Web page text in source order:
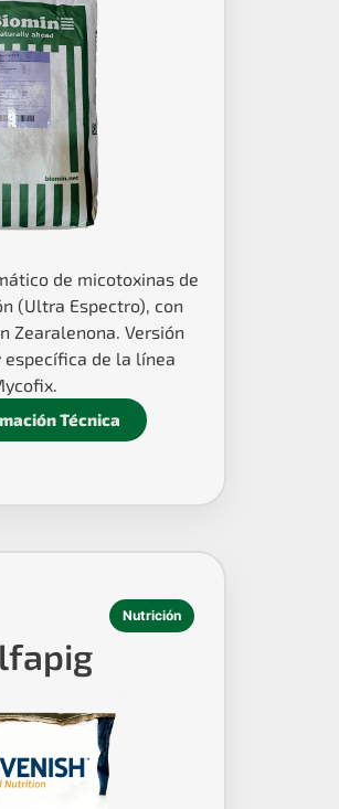
de micotoxinas de
(Ultra Espectro), con
Zearalenona. Versión
específica de la línea
Técnica
Nutrición